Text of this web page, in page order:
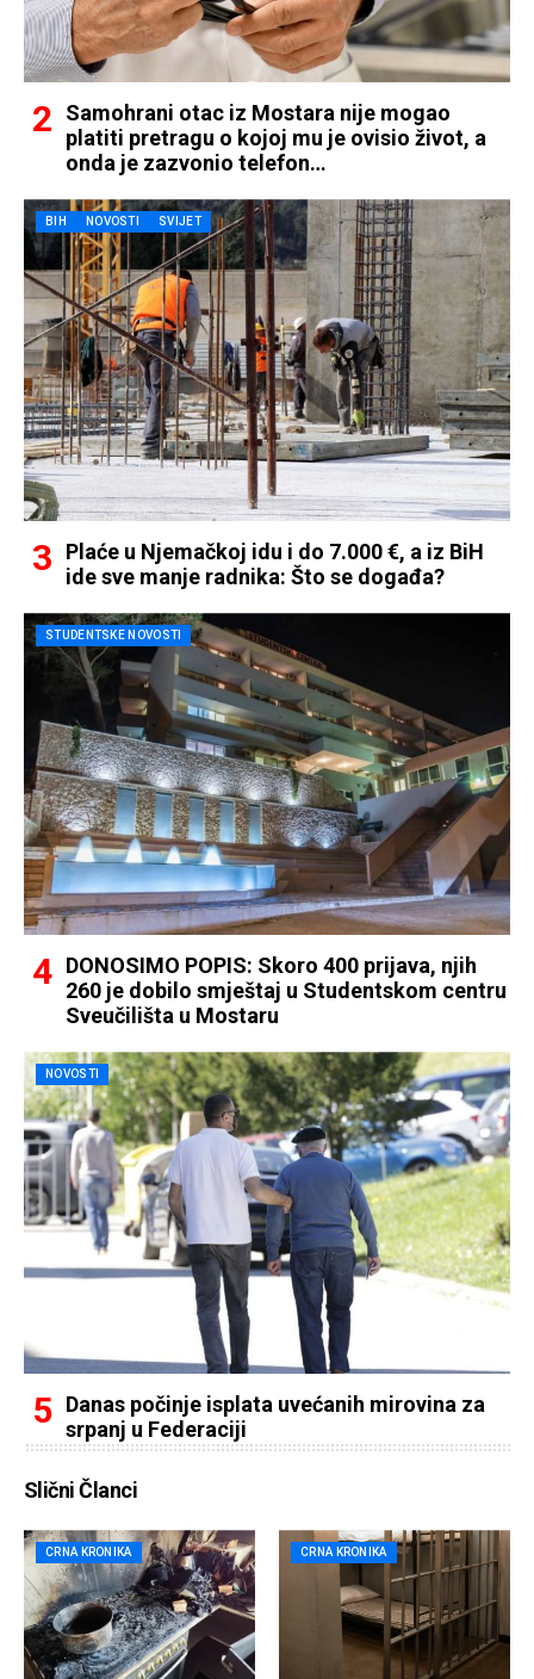
Samohrani otac iz Mostara nije mogao
platiti pretragu o kojoj mu je ovisio život, a
onda je zazvonio telefon…
BIH NOVOSTI SVIJET
Plaće u Njemačkoj idu i do 7.000 €, a iz BiH
ide sve manje radnika: Što se događa?
STUDENTSKE NOVOSTI
DONOSIMO POPIS: Skoro 400 prijava, njih
260 je dobilo smještaj u Studentskom centru
Sveučilišta u Mostaru
NOVOSTI
Danas počinje isplata uvećanih mirovina za
srpanj u Federaciji
Slični Članci
CRNA KRONIKA CRNA KRONIKA